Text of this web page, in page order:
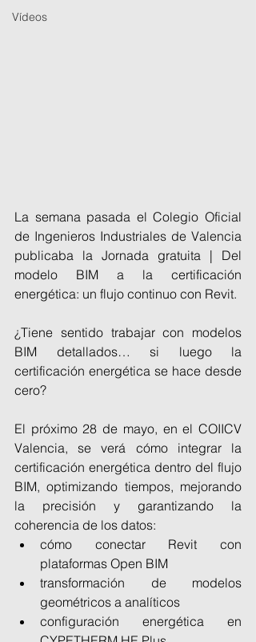
Vídeos
La semana pasada el Colegio Oficial
de Ingenieros Industriales de Valencia
publicaba la Jornada gratuita | Del
modelo BIM a la certificación
energética: un flujo continuo con Revit.
¿Tiene sentido trabajar con modelos
BIM detallados… si luego la
certificación energética se hace desde
cero?
El próximo 28 de mayo, en el COIICV
Valencia, se verá cómo integrar la
certificación energética dentro del flujo
BIM, optimizando tiempos, mejorando
la precisión y garantizando la
coherencia de los datos:
cómo conectar Revit con
plataformas Open BIM
transformación de modelos
geométricos a analíticos
configuración energética en